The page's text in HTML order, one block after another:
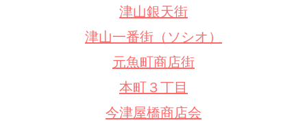
津山銀天街
津山一番街（ソシオ）
元魚町商店街
本町３丁目
今津屋橋商店会